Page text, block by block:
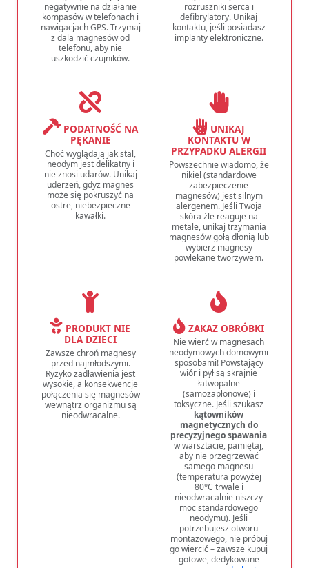
negatywnie na działanie
kompasów w telefonach i
nawigacjach GPS. Trzymaj
z dala magnesów od
telefonu, aby nie
uszkodzić czujników.
rozruszniki serca i
defibrylatory. Unikaj
kontaktu, jeśli posiadasz
implanty elektroniczne.
PODATNOŚĆ NA
PĘKANIE
Choć wyglądają jak stal,
neodym jest delikatny i
nie znosi udarów. Unikaj
uderzeń, gdyż magnes
może się pokruszyć na
ostre, niebezpieczne
kawałki.
UNIKAJ
KONTAKTU W
PRZYPADKU ALERGII
Powszechnie wiadomo, że
nikiel (standardowe
zabezpieczenie
magnesów) jest silnym
alergenem. Jeśli Twoja
skóra źle reaguje na
metale, unikaj trzymania
magnesów gołą dłonią lub
wybierz magnesy
powlekane tworzywem.
PRODUKT NIE
DLA DZIECI
Zawsze chroń magnesy
przed najmłodszymi.
Ryzyko zadławienia jest
wysokie, a konsekwencje
połączenia się magnesów
wewnątrz organizmu są
nieodwracalne.
ZAKAZ OBRÓBKI
Nie wierć w magnesach
neodymowych domowymi
sposobami! Powstający
wiór i pył są skrajnie
łatwopalne
(samozapłonowe) i
toksyczne. Jeśli szukasz
kątowników
magnetycznych do
precyzyjnego spawania
w warsztacie, pamiętaj,
aby nie przegrzewać
samego magnesu
(temperatura powyżej
80°C trwale i
nieodwracalnie niszczy
moc standardowego
neodymu). Jeśli
potrzebujesz otworu
montażowego, nie próbuj
go wiercić – zawsze kupuj
gotowe, dedykowane